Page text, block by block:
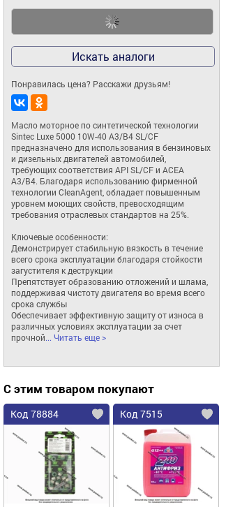
Искать аналоги
Понравилась цена? Расскажи друзьям!
Масло моторное по синтетической технологии
Sintec Luxe 5000 10W-40 A3/B4 SL/CF
предназначено для использования в бензиновых
и дизельных двигателей автомобилей,
требующих соответствия API SL/CF и ACEA
A3/B4. Благодаря использованию фирменной
технологии CleanAgent, обладает повышенным
уровнем моющих свойств, превосходящим
требования отраслевых стандартов на 25%.
Ключевые особенности:
Демонстрирует стабильную вязкость в течение
всего срока эксплуатации благодаря стойкости
загустителя к деструкции
Препятствует образованию отложений и шлама,
поддерживая чистоту двигателя во время всего
срока службы
Обеспечивает эффективную защиту от износа в
различных условиях эксплуатации за счет
прочной... Читать еще >
С этим товаром покупают
Код 78884 Код 7515